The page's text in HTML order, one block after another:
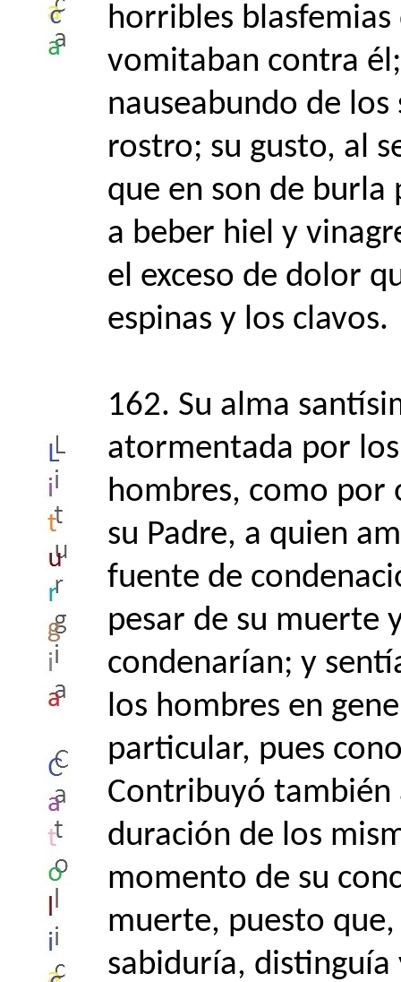
horribles
vomitaban contra
nauseabundo de los
rostro; su gusto, al
que en son de
a beber hiel y
el exceso de dolor
espinas y los clavos.
162. Su alma
atormentada por
hombres, como por
su Padre, a quien
fuente de
pesar de su muerte
condenarían; y
los hombres en
particular, pues
Contribuyó también
duración de los
momento de su
muerte, puesto
sabiduría,